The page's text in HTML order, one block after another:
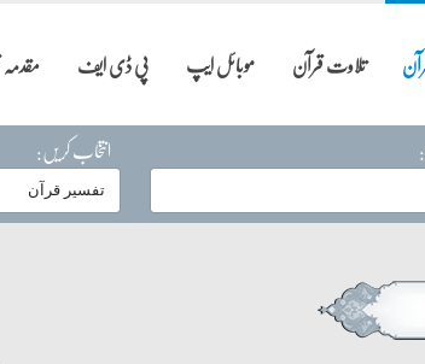
تلاوت قرآن موبائل ایپ پی ڈی ایف
انتخاب کریں: